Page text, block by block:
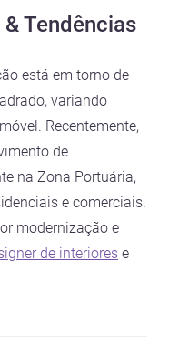
Tendências
está em torno de
variando
Recentemente,
de
na Zona Portuária,
e comerciais.
modernização e
de interiores e